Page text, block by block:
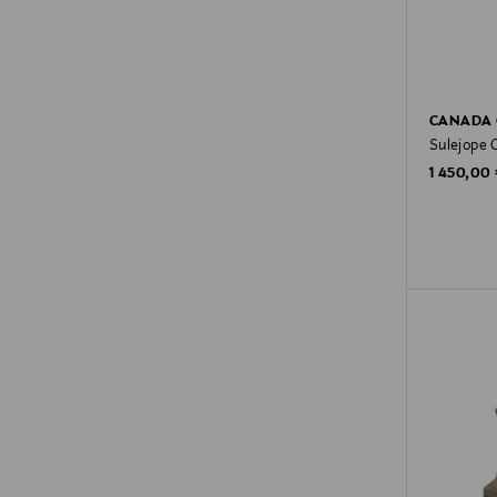
CANADA
Sulejope
Original
1 450,00